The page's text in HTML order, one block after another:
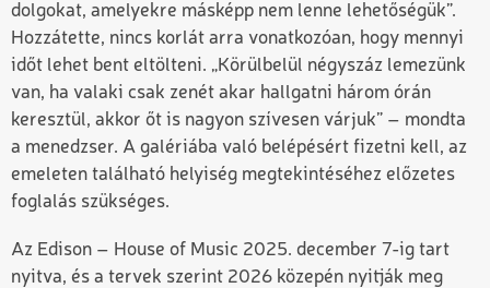
dolgokat, amelyekre másképp nem lenne lehetőségük”.
Hozzátette, nincs korlát arra vonatkozóan, hogy mennyi
időt lehet bent eltölteni. „Körülbelül négyszáz lemezünk
van, ha valaki csak zenét akar hallgatni három órán
keresztül, akkor őt is nagyon szívesen várjuk” – mondta
a menedzser. A galériába való belépésért fizetni kell, az
emeleten található helyiség megtekintéséhez előzetes
foglalás szükséges.
Az Edison – House of Music 2025. december 7-ig tart
nyitva, és a tervek szerint 2026 közepén nyitják meg